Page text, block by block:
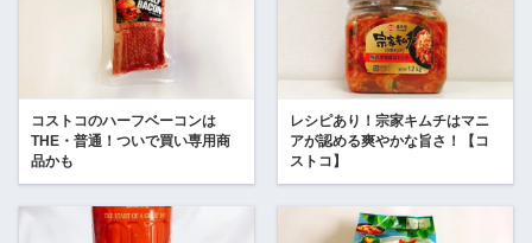
コストコのハーフベーコンは
THE・普通！ついで買い専用商
品かも
レシピあり！宗家キムチはマニ
アが認める爽やかな旨さ！【コ
ストコ】